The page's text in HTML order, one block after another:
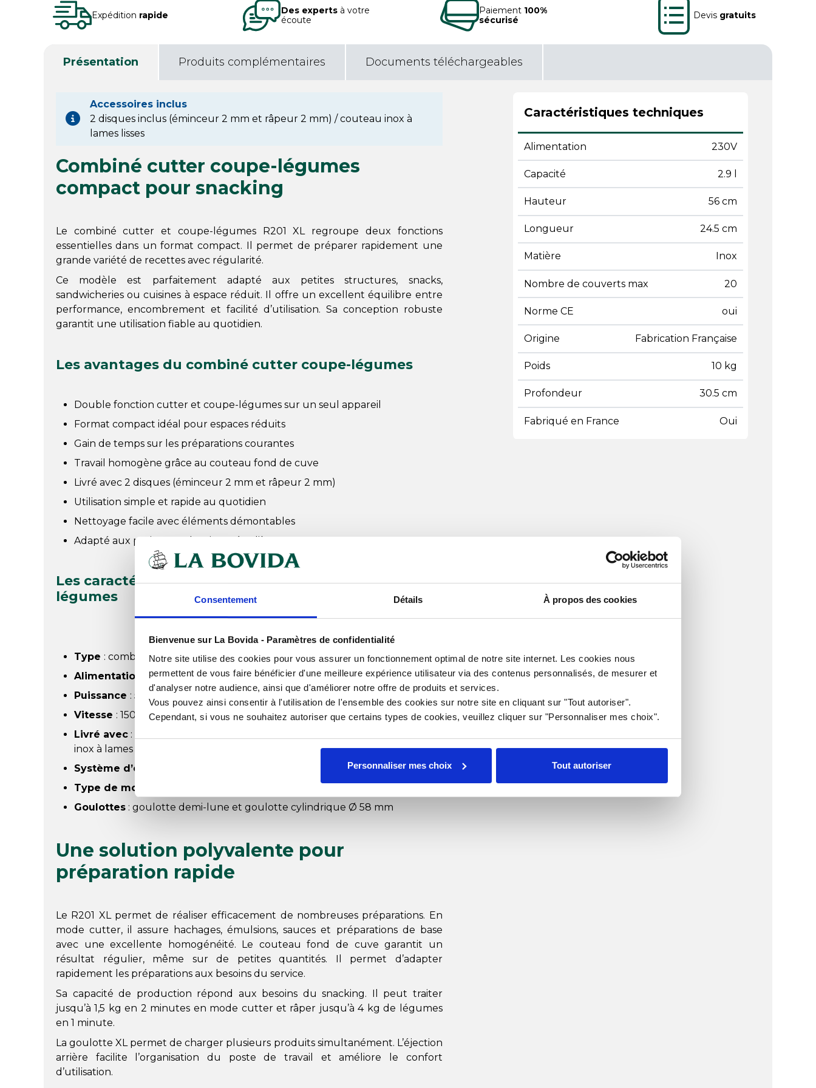
Consentement Détails À propos des cookies
Bienvenue sur La Bovida - Paramètres de confidentialité
Notre site utilise des cookies pour vous assurer un fonctionnement optimal de notre site internet. Les cookies nous
permettent de vous faire bénéficier d'une meilleure expérience utilisateur via des contenus personnalisés, de mesurer et
d'analyser notre audience, ainsi que d'améliorer notre offre de produits et services.
Vous pouvez ainsi consentir à l'utilisation de l'ensemble des cookies sur notre site en cliquant sur "Tout autoriser".
Cependant, si vous ne souhaitez autoriser que certains types de cookies, veuillez cliquer sur "Personnaliser mes choix".
Personnaliser mes choix Tout autoriser
Expédition rapide Des expertsà votre
écoute
Paiement 100%
sécurisé
Devis gratuits
Présentation Produits complémentaires Documents téléchargeables
Accessoires inclus
2 disques inclus (éminceur 2 mm et râpeur 2 mm) / couteau inox à
lames lisses
Combiné cutter coupe-légumes
compact pour snacking
Le combiné cutter et coupe-légumes R201 XL regroupe deux fonctions
essentielles dans un format compact. Il permet de préparer rapidement une
grande variété de recettes avec régularité.
Ce modèle est parfaitement adapté aux petites structures, snacks,
sandwicheries ou cuisines à espace réduit. Il offre un excellent équilibre entre
performance, encombrement et facilité d’utilisation. Sa conception robuste
garantit une utilisation fiable au quotidien.
Les avantages du combiné cutter coupe-légumes
Double fonction cutter et coupe-légumes sur un seul appareil
Format compact idéal pour espaces réduits
Gain de temps sur les préparations courantes
Travail homogène grâce au couteau fond de cuve
Livré avec 2 disques (éminceur 2 mm et râpeur 2 mm)
Utilisation simple et rapide au quotidien
Nettoyage facile avec éléments démontables
Adapté aux petites productions régulières
Les caractéristiques du combiné cutter coupe-
légumes
Type : combiné cutter / coupe-légumes professionnel
Alimentation
: monophasé 230 V
Puissance : 550 W
Vitesse : 1500 tr/min + fonction Pulse
Livré avec : 2 disques inclus (éminceur 2 mm et râpeur 2 mm), couteau
inox à lames lisses
Système d’éjection
Type de moteur
Goulottes : goulotte demi-lune et goulotte cylindrique Ø 58 mm
Une solution polyvalente pour
préparation rapide
Le R201 XL permet de réaliser efficacement de nombreuses préparations. En
mode cutter, il assure hachages, émulsions, sauces et préparations de base
avec une excellente homogénéité. Le couteau fond de cuve garantit un
résultat régulier, même sur de petites quantités. Il permet d’adapter
rapidement les préparations aux besoins du service.
Sa capacité de production répond aux besoins du snacking. Il peut traiter
jusqu’à 1,5 kg en 2 minutes en mode cutter et râper jusqu’à 4 kg de légumes
en 1 minute.
La goulotte XL permet de charger plusieurs produits simultanément. L’éjection
arrière facilite l’organisation du poste de travail et améliore le confort
d’utilisation.
Caractéristiques techniques
Alimentation 230V
Capacité 2.9 l
Hauteur 56 cm
Longueur 24.5 cm
Matière Inox
Nombre de couverts max 20
Norme CE oui
Origine Fabrication Française
Poids 10 kg
Profondeur 30.5 cm
Fabriqué en France Oui